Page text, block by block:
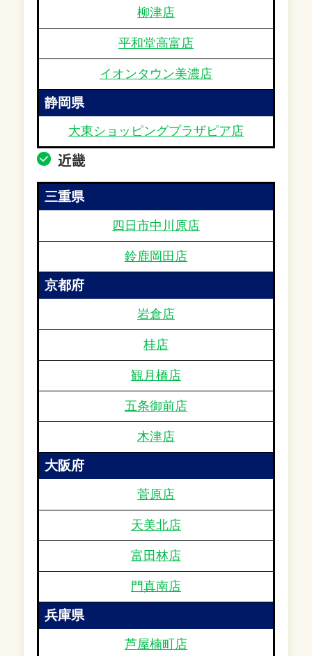
柳津店
平和堂高富店
イオンタウン美濃店
静岡県
大東ショッピングプラザピア店
近畿
三重県
四日市中川原店
鈴鹿岡田店
京都府
岩倉店
桂店
観月橋店
五条御前店
木津店
大阪府
菅原店
天美北店
富田林店
門真南店
兵庫県
芦屋楠町店